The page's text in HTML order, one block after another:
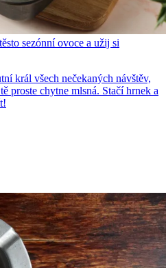
sezónní ovoce a užij si
král všech nečekaných návštěv,
proste chytne mlsná. Stačí hrnek a